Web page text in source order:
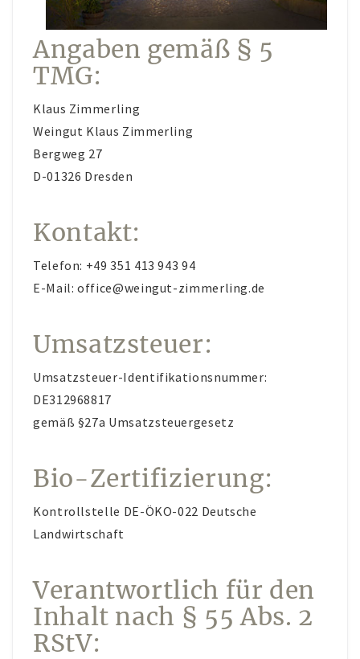
Konto-Details
Bestellungen
Versand & Lieferung
Zahlungsmöglichkeiten
Rückgabe & Umtausch
Widerrufsrecht
Datenschutzerklärung
VERANSTALTUNGEN/KONZERTE
Offene Weinbergs- und Kräuterwanderungen
KUNST IM WEINGUT
Angaben gemäß § 5
TMG:
Klaus Zimmerling
Weingut Klaus Zimmerling
Bergweg 27
D-01326 Dresden
Kontakt:
Telefon: +49 351 413 943 94
E-Mail: office@weingut-zimmerling.de
Umsatzsteuer:
Umsatzsteuer-Identifikationsnummer:
DE312968817
gemäß §27a Umsatzsteuergesetz
Bio-Zertifizierung:
Kontrollstelle DE-ÖKO-022 Deutsche
Landwirtschaft
Verantwortlich für den
Inhalt nach § 55 Abs. 2
RStV: